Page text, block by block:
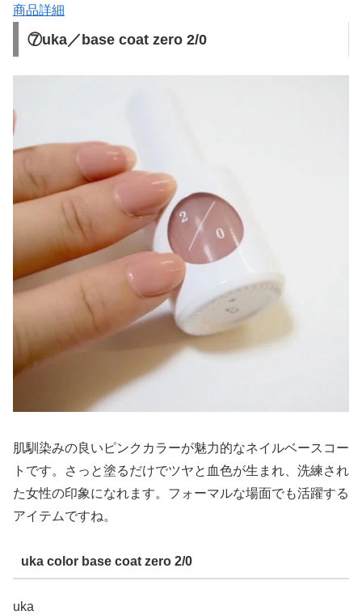
商品詳細
⑦uka／base coat zero 2/0
肌馴染みの良いピンクカラーが魅力的なネイルベースコー
トです。さっと塗るだけでツヤと血色が生まれ、洗練され
た女性の印象になれます。フォーマルな場面でも活躍する
アイテムですね。
uka color base coat zero 2/0
uka